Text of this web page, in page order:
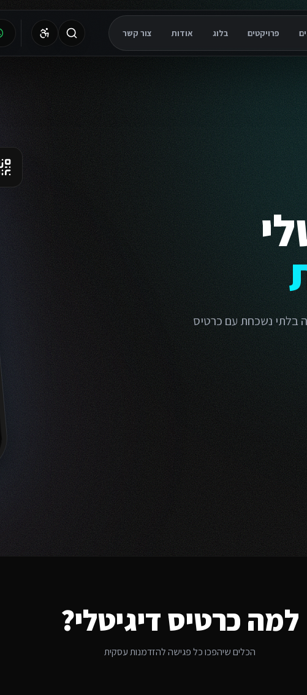
פרויקטים בלוג אודות צור קשר
בלתי נשכחת עם כרטיס
למה כרטיס דיגיטלי?
הכלים שיהפכו כל פגישה להזדמנות עסקית